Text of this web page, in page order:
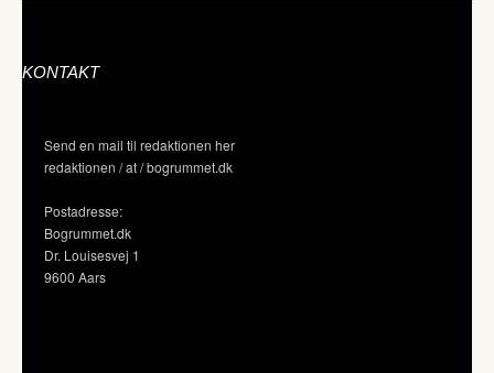
KONTAKT
Send en mail til redaktionen her
redaktionen / at / bogrummet.dk
Postadresse:
Bogrummet.dk
Dr. Louisesvej 1
9600 Aars